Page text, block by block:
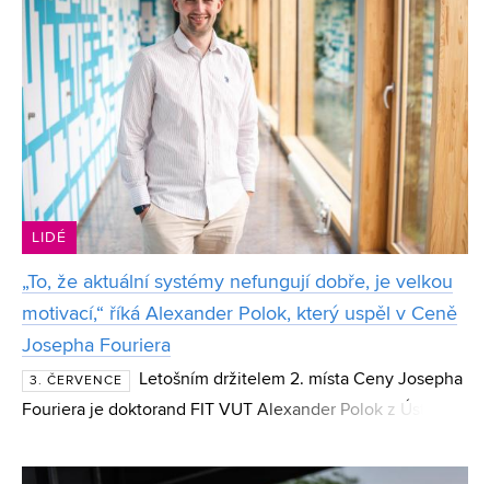
LIDÉ
„To, že aktuální systémy nefungují dobře, je velkou
motivací,“ říká Alexander Polok, který uspěl v Ceně
Josepha Fouriera
3. ČERVENCE
Letošním držitelem 2. místa Ceny Josepha
Fouriera je doktorand FIT VUT Alexander Polok z Ústavu
studentů doktorského studia v oboru počítačov